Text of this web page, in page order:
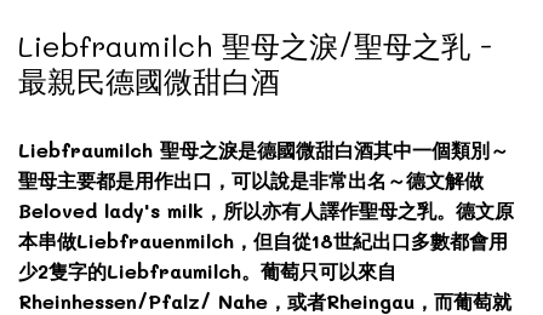
Liebfraumilch 聖母之淚/聖母之乳 -
最親民德國微甜白酒
Liebfraumilch 聖母之淚是德國微甜白酒其中一個類別～
聖母主要都是用作出口，可以說是非常出名～德文解做
Beloved lady's milk，所以亦有人譯作聖母之乳。德文原
本串做Liebfrauenmilch，但自從18世紀出口多數都會用
少2隻字的Liebfraumilch。葡萄只可以來自
Rheinhessen/Pfalz/ Nahe，或者Rheingau，而葡萄就